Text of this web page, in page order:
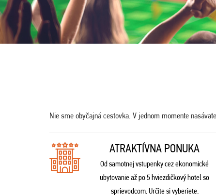
Nie sme obyčajná cestovka. V jednom momente
ATRAKTÍVNA PONUKA
Od samotnej vstupenky cez ekonomické
ubytovanie až po 5 hviezdičkový hotel so
sprievodcom. Určite si vyberiete.